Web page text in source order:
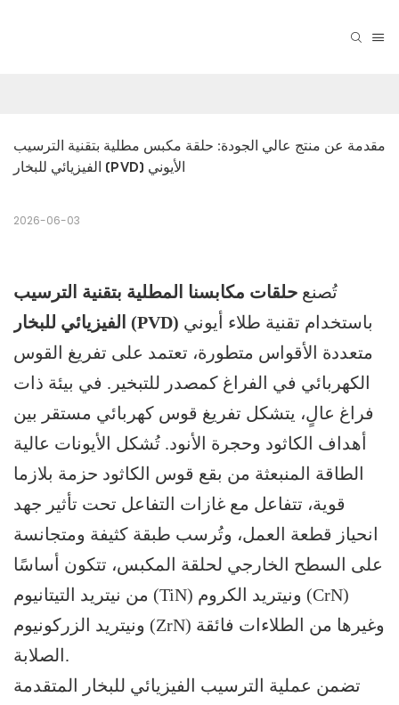
مقدمة عن منتج عالي الجودة: حلقة مكبس مطلية بتقنية الترسيب
الفيزيائي للبخار (PVD) الأيوني
2026-06-03
تُصنع حلقات مكابسنا المطلية بتقنية الترسيب
الفيزيائي للبخار (PVD)
متعددة الأقواس متطورة، تعتمد على تفريغ القوس
الكهربائي في الفراغ كمصدر للتبخير. في بيئة ذات
فراغ عالٍ، يتشكل تفريغ قوس كهربائي مستقر بين
أهداف الكاثود وحجرة الأنود. تُشكل الأيونات عالية
الطاقة المنبعثة من بقع قوس الكاثود حزمة بلازما
قوية، تتفاعل مع غازات التفاعل تحت تأثير جهد
انحياز قطعة العمل، وتُرسب طبقة كثيفة ومتجانسة
على السطح الخارجي لحلقة المكبس، تتكون أساسًا
من نيتريد التيتانيوم (TiN) ونيتريد الكروم (CrN)
ونيتريد الزركونيوم (ZrN) وغيرها من الطلاءات فائقة
الصلابة.
تضمن عملية الترسيب الفيزيائي للبخار المتقدمة